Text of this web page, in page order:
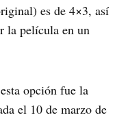
es de 4×3, así
la película en un
opción fue la
el 10 de marzo de